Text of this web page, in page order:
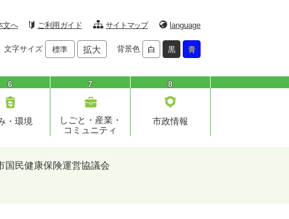
文へ ご利用ガイド サイトマップ language
文字サイズ 標準 拡大 背景色 白 黒 青
6
・環境
7
しごと・産業・
コミュニティ
8
市政情報
国民健康保険運営協議会